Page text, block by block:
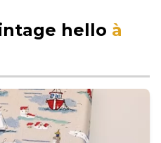
hello à